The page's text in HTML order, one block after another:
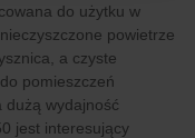
Policy
o ochronie
do użytku w
powietrze
a czyste
pomieszczeń
dużą wydajność
jest interesujący